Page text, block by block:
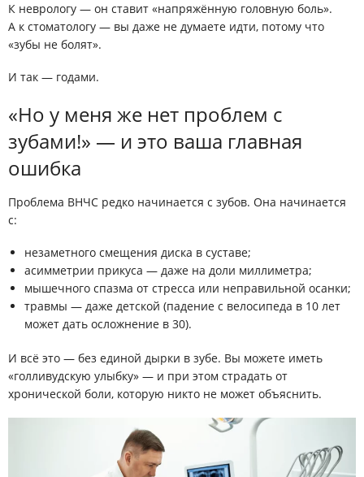
К неврологу — он ставит «напряжённую головную боль».
А к стоматологу — вы даже не думаете идти, потому что
«зубы не болят».
И так — годами.
«Но у меня же нет проблем с
зубами!» — и это ваша главная
ошибка
Проблема ВНЧС редко начинается с зубов. Она начинается
с:
незаметного смещения диска в суставе;
асимметрии прикуса — даже на доли миллиметра;
мышечного спазма от стресса или неправильной осанки;
травмы — даже детской (падение с велосипеда в 10 лет
может дать осложнение в 30).
И всё это — без единой дырки в зубе. Вы можете иметь
«голливудскую улыбку» — и при этом страдать от
хронической боли, которую никто не может объяснить.